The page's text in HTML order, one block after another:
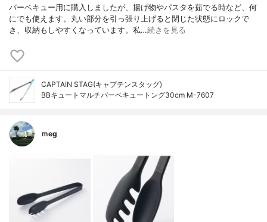
バーベキュー用に購入しましたが、揚げ物やパスタを茹でる時など、何
にでも使えます。丸い部分を引っ張り上げると閉じた状態にロックで
き、収納もしやすくなっています。私…続きを見る
CAPTAIN STAG(キャプテンスタッグ)
BBキュートマルチバーベキュートング30cm M-7607
ｍeg